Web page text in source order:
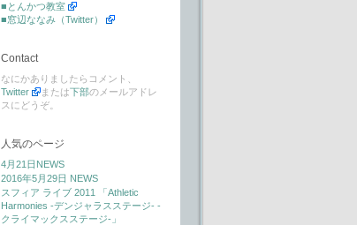
■とんかつ教室
■窓辺ななみ（Twitter）
Contact
なにかありましたらコメント、
Twitter
または下部のメールアドレ
スにどうぞ。
人気のページ
4月21日NEWS
2016年5月29日 NEWS
スフィア ライブ 2011 「Athletic
Harmonies -デンジャラスステージ- -
クライマックスステージ-」